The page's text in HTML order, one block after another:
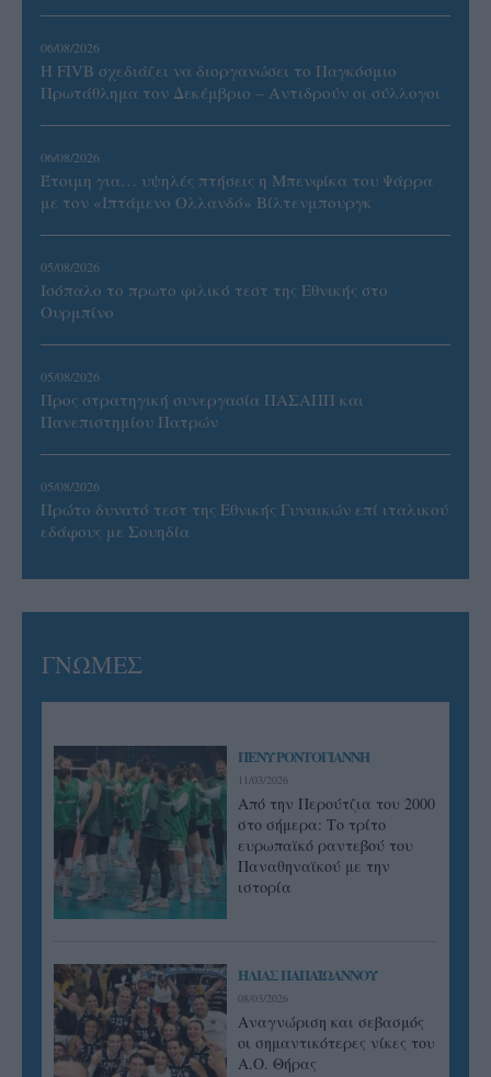
06/08/2026
Η FIVB σχεδιάζει να διοργανώσει το Παγκόσμιο
Πρωτάθλημα τον Δεκέμβριο – Αντιδρούν οι σύλλογοι
06/08/2026
Έτοιμη για… υψηλές πτήσεις η Μπενφίκα του Ψάρρα
με τον «Ιπτάμενο Ολλανδό» Βίλτενμπουργκ
05/08/2026
Ισόπαλο το πρωτο φιλικό τεστ της Εθνικής στο
Ουρμπίνο
05/08/2026
Προς στρατηγική συνεργασία ΠΑΣΑΠΠ και
Πανεπιστημίου Πατρών
05/08/2026
Πρώτο δυνατό τεστ της Εθνικής Γυναικών επί ιταλικού
εδάφους με Σουηδία
ΓΝΩΜΕΣ
ΠΕΝΥ ΡΟΝΤΟΓΙΑΝΝΗ
11/03/2026
Από την Περούτζια του 2000
στο σήμερα: Tο τρίτο
ευρωπαϊκό ραντεβού του
Παναθηναϊκού με την
ιστορία
ΗΛΙΑΣ ΠΑΠΑΪΩΑΝΝΟΥ
08/03/2026
Αναγνώριση και σεβασμός
οι σημαντικότερες νίκες του
Α.Ο. Θήρας